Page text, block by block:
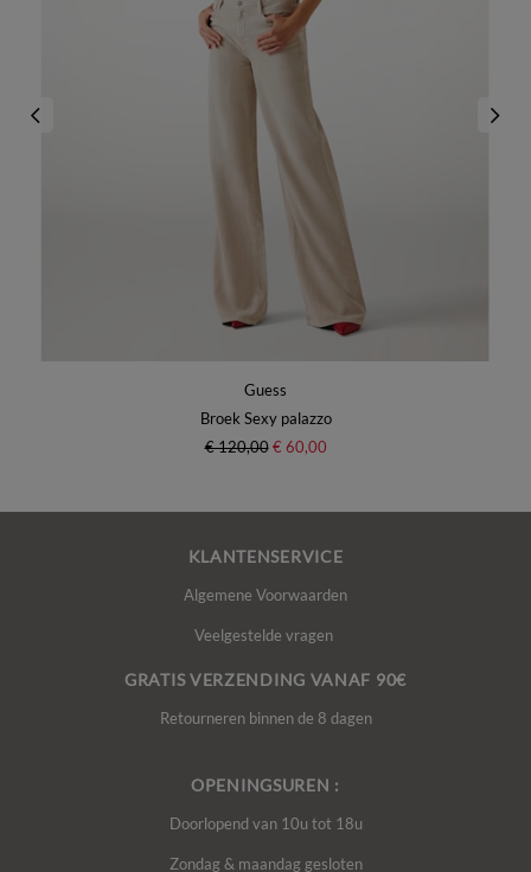
Guess
Broek Sexy palazzo
€ 120,00 € 60,00
KLANTENSERVICE
Algemene Voorwaarden
Veelgestelde vragen
GRATIS VERZENDING VANAF 90€
Retourneren binnen de 8 dagen
OPENINGSUREN :
Doorlopend van 10u tot 18u
Zondag & maandag gesloten